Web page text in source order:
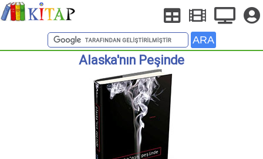
Alaska'nın Peşinde